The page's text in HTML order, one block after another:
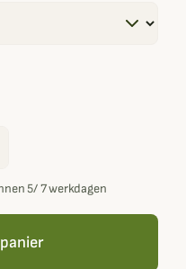
5/ 7 werkdagen